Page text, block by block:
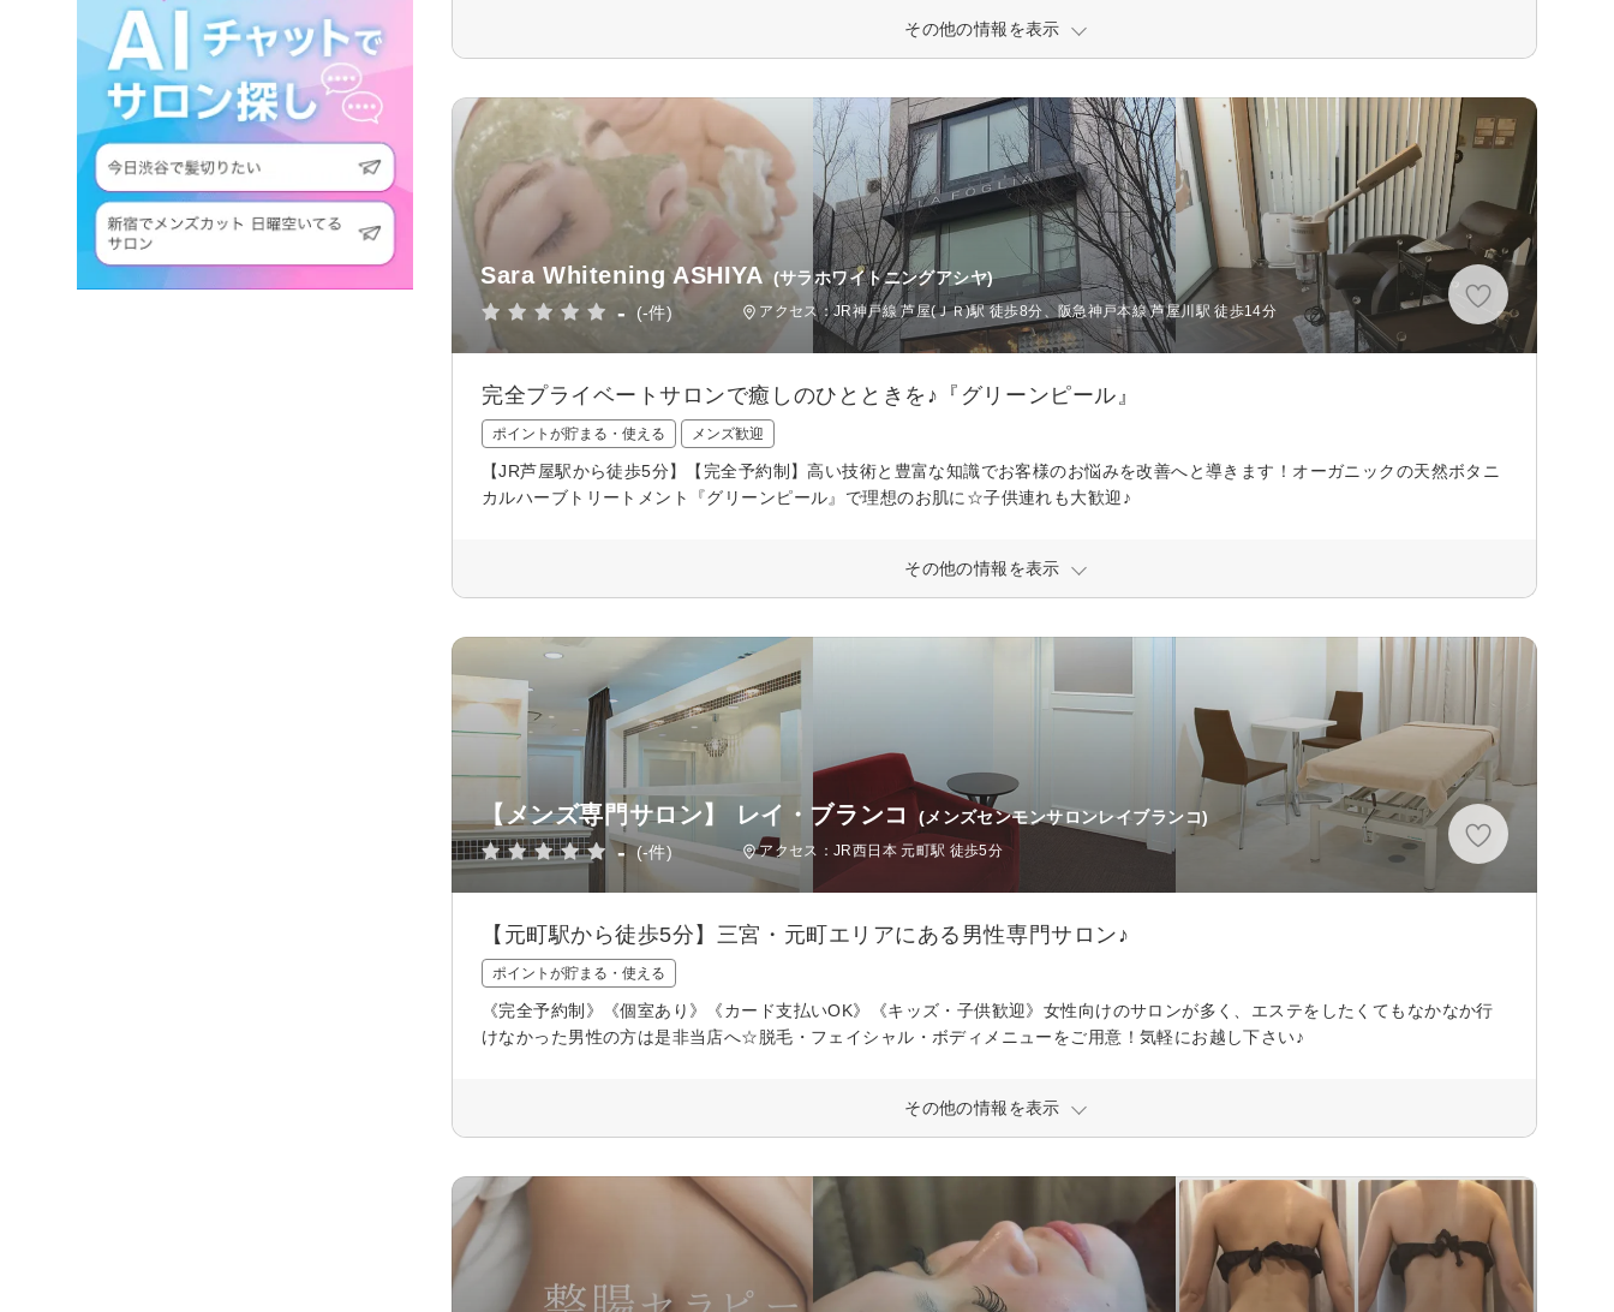
その他の情報を表示
Sara Whitening ASHIYA (サラホワイトニングアシヤ)
- (-件) アクセス：JR神戸線 芦屋(ＪＲ)駅 徒歩8分、阪急神戸本線 芦屋川駅 徒歩14分
完全プライベートサロンで癒しのひとときを♪『グリーンピール』
ポイントが貯まる・使える メンズ歓迎
【JR芦屋駅から徒歩5分】【完全予約制】高い技術と豊富な知識でお客様のお悩みを改善へと導きます！オーガニックの天然ボタニ
カルハーブトリートメント『グリーンピール』で理想のお肌に☆子供連れも大歓迎♪
その他の情報を表示
【メンズ専門サロン】 レイ・ブランコ (メンズセンモンサロンレイブランコ)
- (-件) アクセス：JR西日本 元町駅 徒歩5分
【元町駅から徒歩5分】三宮・元町エリアにある男性専門サロン♪
ポイントが貯まる・使える
《完全予約制》《個室あり》《カード支払いOK》《キッズ・子供歓迎》女性向けのサロンが多く、エステをしたくてもなかなか行
けなかった男性の方は是非当店へ☆脱毛・フェイシャル・ボディメニューをご用意！気軽にお越し下さい♪
その他の情報を表示